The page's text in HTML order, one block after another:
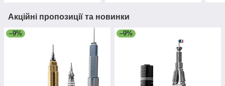
Акційні пропозиції та новинки
–9% –9%